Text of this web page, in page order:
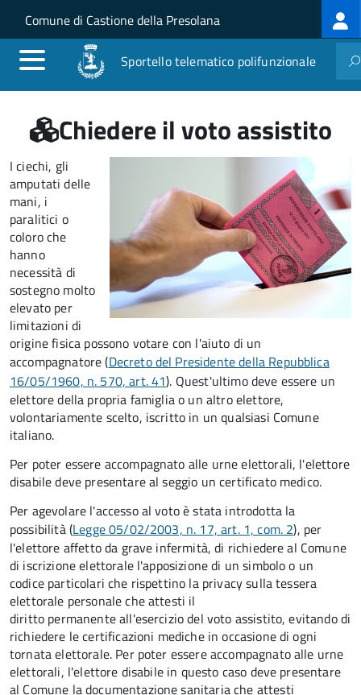
Salta al contenuto principale
Skip to site navigation
Comune di Castione della Presolana
Sportello telematico polifunzionale
Chiedere il voto assistito
I ciechi, gli
amputati delle
mani, i
paralitici o
coloro che
hanno
necessità di
sostegno molto
elevato per
limitazioni di
origine fisica possono votare con l'aiuto di un
accompagnatore (Decreto del Presidente della Repubblica
16/05/1960, n. 570, art. 41). Quest'ultimo deve essere un
elettore della propria famiglia o un altro elettore,
volontariamente scelto, iscritto in un qualsiasi Comune
italiano.
Per poter essere accompagnato alle urne elettorali, l'elettore
disabile deve presentare al seggio un certificato medico.
Per agevolare l'accesso al voto è stata introdotta la
possibilità (Legge 05/02/2003, n. 17, art. 1, com. 2), per
l'elettore affetto da grave infermità, di richiedere al Comune
di iscrizione elettorale l'apposizione di un simbolo o un
codice particolari che rispettino la privacy sulla tessera
elettorale personale che attesti il
diritto permanente all'esercizio del voto assistito, evitando di
richiedere le certificazioni mediche in occasione di ogni
tornata elettorale. Per poter essere accompagnato alle urne
elettorali, l'elettore disabile in questo caso deve presentare
al Comune la documentazione sanitaria che attesti